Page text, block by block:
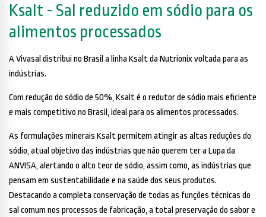
Ksalt - Sal reduzido em sódio para os
alimentos processados
A Vivasal distribui no Brasil a linha Ksalt da Nutrionix voltada para as
indústrias.
Com redução do sódio de 50%, Ksalt é o redutor de sódio mais eficiente
e mais competitivo no Brasil, ideal para os alimentos processados.
As formulações minerais Ksalt permitem atingir as altas reduções do
sódio, atual objetivo das indústrias que não querem ter a Lupa da
ANVISA, alertando o alto teor de sódio, assim como, as indústrias que
pensam em sustentabilidade e na saúde dos seus produtos.
Destacando a completa conservação de todas as funções técnicas do
sal comum nos processos de fabricação, a total preservação do sabor e